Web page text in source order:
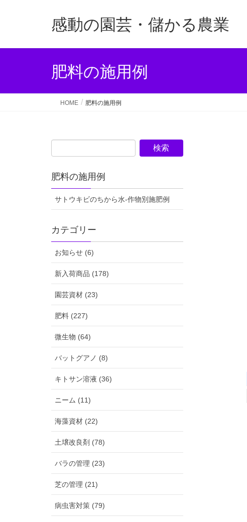
感動の園芸・儲かる農業
肥料の施用例
HOME 肥料の施用例
肥料の施用例
サトウキビのちから水-作物別施肥例
カテゴリー
お知らせ (6)
新入荷商品 (178)
園芸資材 (23)
肥料 (227)
微生物 (64)
バットグアノ (8)
キトサン溶液 (36)
ニーム (11)
海藻資材 (22)
土壌改良剤 (78)
バラの管理 (23)
芝の管理 (21)
病虫害対策 (79)